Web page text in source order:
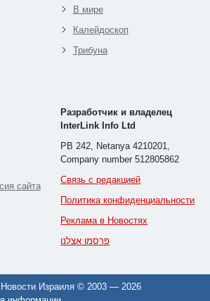
В мире
Калейдоскоп
Трибуна
сайта
Разработчик и владелец
InterLink Info Ltd
PB 242, Netanya 4210201,
Company number 512805862
Связь с редакцией
Политика конфиденциальности
Реклама в Новостях
פרסמו אצלנו
Израиля © 2003 — 2026